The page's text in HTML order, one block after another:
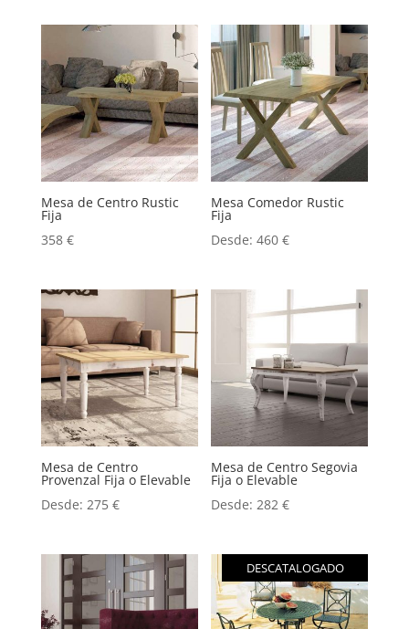
Mesa de Centro Rustic
Fija
358 €
Mesa Comedor Rustic
Fija
Desde:460€
Mesa de Centro
Provenzal Fija o Elevable
Desde: 275 €
Mesa de Centro Segovia
Fija o Elevable
Desde: 282€
DESCATALOGADO